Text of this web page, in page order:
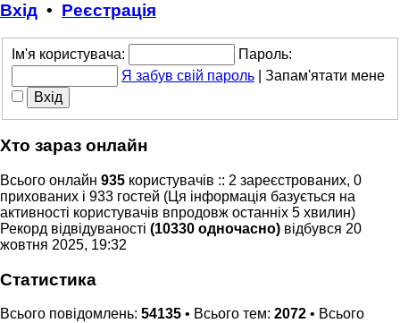
Вхід • Реєстрація
Ім'я користувача:
Пароль:
Я забув свій пароль
Запам'ятати мене
Хто зараз онлайн
Всього онлайн 935 користувачів :: 2 зареєстрованих, 0
прихованих і 933 гостей (Ця інформація базується на
активності користувачів впродовж останніх 5 хвилин)
Рекорд відвідуваності (10330 одночасно) відбувся 20
жовтня 2025, 19:32
Статистика
Всього повідомлень: 54135 • Всього тем: 2072 • Всього